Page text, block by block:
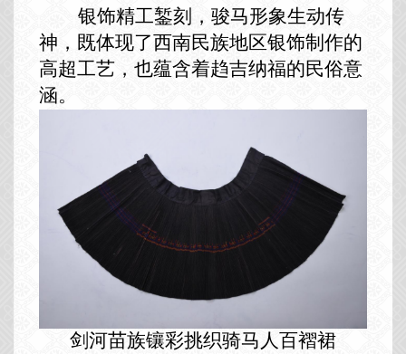
银饰精工錾刻，骏马形象生动传
神，既体现了西南民族地区银饰制作的
高超工艺，也蕴含着趋吉纳福的民俗意
涵。
剑河苗族镶彩挑织骑马人百褶裙